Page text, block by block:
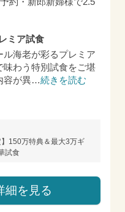
約・新郎新婦様で2.5
ミア試食
ル海老が彩るプレミア
味わう特別試食をご堪
容が異…続きを読む
】150万特典＆最大3万ギ
試食
細を見る